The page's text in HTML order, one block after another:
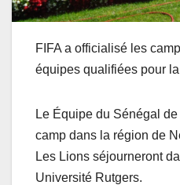
FIFA a officialisé les
équipes qualifiées pour
Le Équipe du Sénégal
camp dans la région de
Les Lions séjourneront
Université Rutgers.